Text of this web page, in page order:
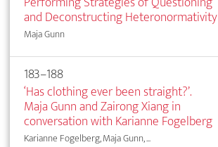
and Deconstructing Heteronormativity
Maja Gunn
183–188
‘Has clothing ever been straight?’.
Maja Gunn and Zairong Xiang in
conversation with Karianne Fogelberg
Karianne Fogelberg, Maja Gunn, ...